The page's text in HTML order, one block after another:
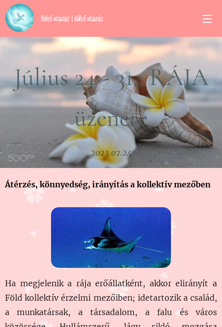
Belső utazás | Külső utazás
Július 24 - 31.: RÁJA
üzenete
2023.07.24
Átérzés, könnyedség, irányítás a kollektív mezőben
Ha megjelenik a rája erőállatként, akkor elirányít a
Föld kollektív érzelmi mezőiben; idetartozik a család,
a munkatársak, a társadalom, a falu és város